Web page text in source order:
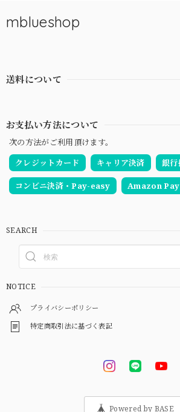
mblueshop
送料について
お支払い方法について
次の方法がご利用頂けます。
クレジットカード
キャリア決済 銀行
コンビニ決済・Pay-easy Amazon Pay
SEARCH
NOTICE
プライバシーポリシー
特定商取引法に基づく表記
Powered by BASE